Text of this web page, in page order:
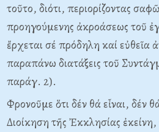
τοῦτο, διότι, περιορίζοντας
προηγούμενης ἀκροάσεως τοῦ
ἔρχεται σέ πρόδηλη καί εὐθεῖα
παραπάνω διατάξεις τοῦ
παράγ. 2).
Φρονοῦμε ὅτι δέν θά εἶναι, δέν
Διοίκηση τῆς Ἐκκλησίας